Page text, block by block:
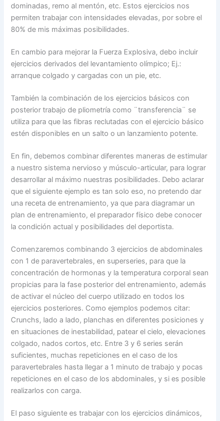
dominadas, remo al mentón, etc. Estos ejercicios nos
permiten trabajar con intensidades elevadas, por sobre el
80% de mis máximas posibilidades.
En cambio para mejorar la Fuerza Explosiva, debo incluir
ejercicios derivados del levantamiento olímpico; Ej.:
arranque colgado y cargadas con un pie, etc.
También la combinación de los ejercicios básicos con
posterior trabajo de pliometría como ¨transferencia¨ se
utiliza para que las fibras reclutadas con el ejercicio básico
estén disponibles en un salto o un lanzamiento potente.
En fin, debemos combinar diferentes maneras de estimular
a nuestro sistema nervioso y músculo-articular, para lograr
desarrollar al máximo nuestras posibilidades. Debo aclarar
que el siguiente ejemplo es tan solo eso, no pretendo dar
una receta de entrenamiento, ya que para diagramar un
plan de entrenamiento, el preparador físico debe conocer
la condición actual y posibilidades del deportista.
Comenzaremos combinando 3 ejercicios de abdominales
con 1 de paravertebrales, en superseries, para que la
concentración de hormonas y la temperatura corporal sean
propicias para la fase posterior del entrenamiento, además
de activar el núcleo del cuerpo utilizado en todos los
ejercicios posteriores. Como ejemplos podemos citar:
Crunchs, lado a lado, planchas en diferentes posiciones y
en situaciones de inestabilidad, patear el cielo, elevaciones
colgado, nados cortos, etc. Entre 3 y 6 series serán
suficientes, muchas repeticiones en el caso de los
paravertebrales hasta llegar a 1 minuto de trabajo y pocas
repeticiones en el caso de los abdominales, y si es posible
realizarlos con carga.
El paso siguiente es trabajar con los ejercicios dinámicos,